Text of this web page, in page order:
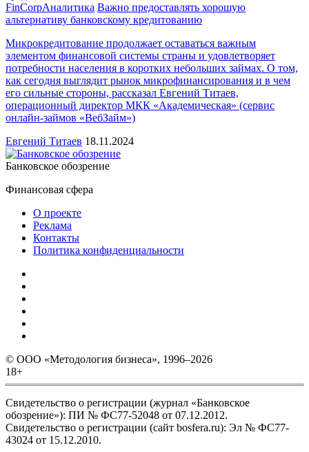
FinCorpАналитика Важно предоставлять хорошую
альтернативу банковскому кредитованию
Микрокредитование продолжает оставаться важным
элементом финансовой системы страны и удовлетворяет
потребности населения в коротких небольших займах. О том,
как сегодня выглядит рынок микрофинансирования и в чем
его сильные стороны, рассказал Евгений Титаев,
операционный директор МКК «Академическая» (сервис
онлайн-займов «ВебЗайм»)
Евгений Титаев 18.11.2024
Банковское обозрение
Финансовая сфера
О проекте
Реклама
Контакты
Политика конфиденциальности
© ООО «Методология бизнеса», 1996–2026
18+
Свидетельство о регистрации (журнал «Банковское
обозрение»): ПИ № ФС77-52048 от 07.12.2012.
Свидетельство о регистрации (сайт bosfera.ru): Эл № ФС77-
43024 от 15.12.2010.